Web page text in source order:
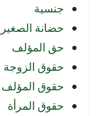
جنسية
حضانة الصغير
حق المؤلف
حقوق الزوجة
حقوق المؤلف
حقوق المرأة